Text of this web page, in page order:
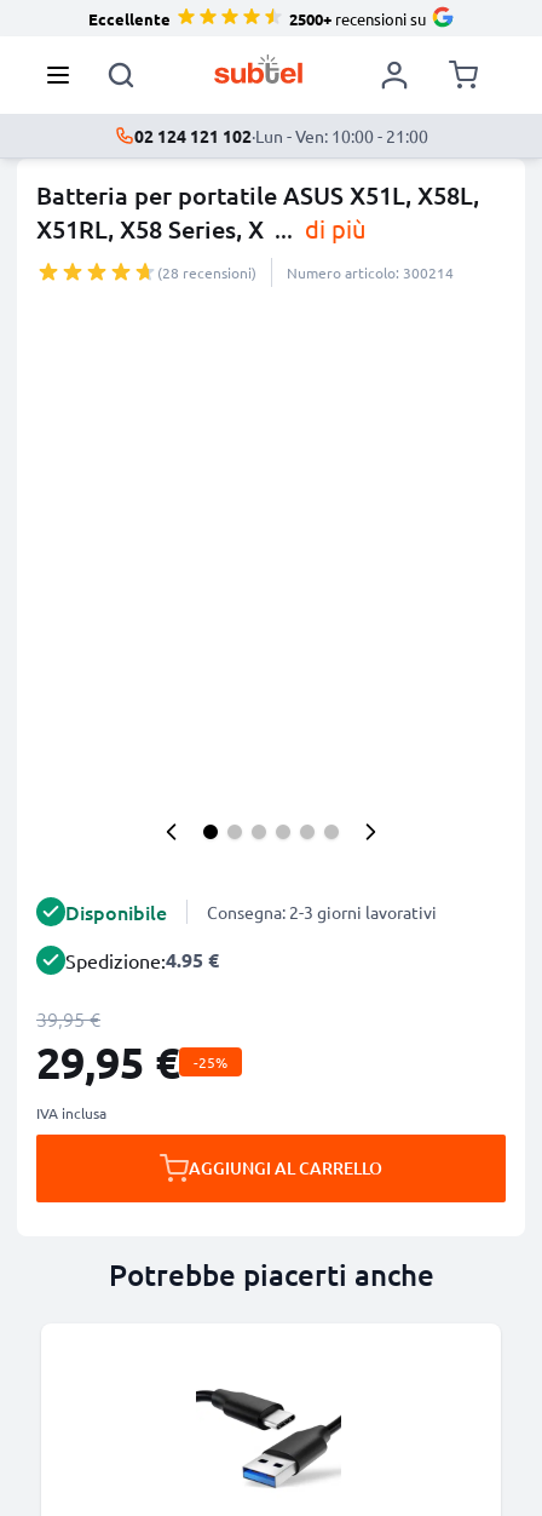
Eccellente 2500+recensioni su
02 124 121 102·Lun - Ven: 10:00 - 21:00
Batteria per portatile ASUS X51L, X58L,
X51RL, X58 Series, X ... di più
(28 recensioni) Numero articolo: 300214
Disponibile Consegna: 2-3 giorni lavorativi
Spedizione:4.95 €
39,95 €
29,95 € -25%
IVA inclusa
AGGIUNGI AL CARRELLO
Potrebbe piacerti anche